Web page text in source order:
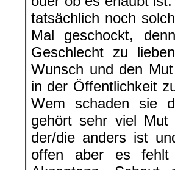
tatsächlich noch
Mal geschockt,
Geschlecht zu
Wunsch und den
in der Öffentlichkeit
Wem schaden sie
gehört sehr viel
der/die anders ist
offen aber es